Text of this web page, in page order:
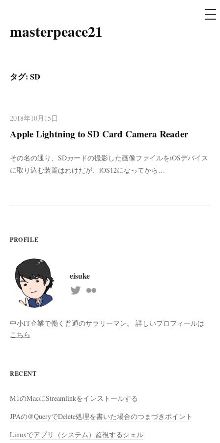
コ
ツ
キ
ッ
masterpeace21
メ
ニ
タグ: SD
2018年10月15日
Apple Lightning to SD Card Camera Reader
その名の通り、SDカードの撮影した画像ファイルをiOSデバイス
に取り込む装置はわけだが、iOS12になってから…
PROFILE
eisuke
中小IT企業で働く普通のサラリーマン。 詳しいプロフィールは
こちら
RECENT
M1のMacにStreamlinkをインストールする
JPAの@QueryでDelete処理を書いた場合のつまづきポイント
Linuxでアプリ（システム）監視するシェル